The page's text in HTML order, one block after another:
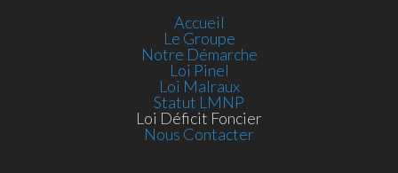
Accueil
Le Groupe
Notre Démarche
Loi Pinel
Loi Malraux
Statut LMNP
Loi Déficit Foncier
Nous Contacter